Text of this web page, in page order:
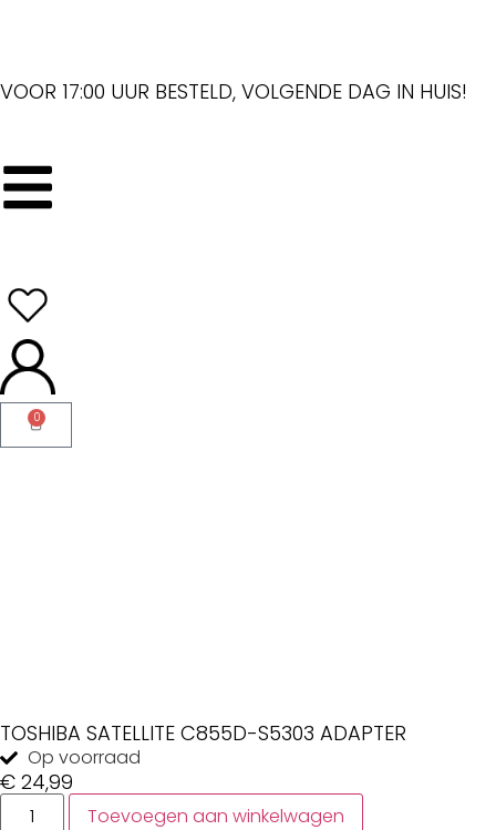
VOOR 17:00 UUR BESTELD, VOLGENDE DAG IN HUIS!
0
TOSHIBA SATELLITE C855D-S5303 ADAPTER
Op voorraad
€ 24,99
Toevoegen aan winkelwagen